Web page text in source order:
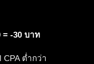
= -30 บาท
ต่ำกว่า